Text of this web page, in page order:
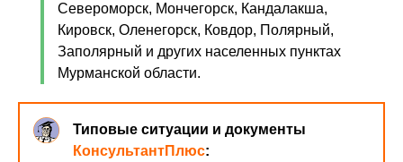
Североморск, Мончегорск, Кандалакша,
Кировск, Оленегорск, Ковдор, Полярный,
Заполярный и других населенных пунктах
Мурманской области.
Типовые ситуации и документы
КонсультантПлюс: